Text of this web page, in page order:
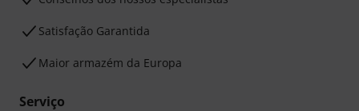
Satisfação Garantida
Maior armazém da Europa
Serviço